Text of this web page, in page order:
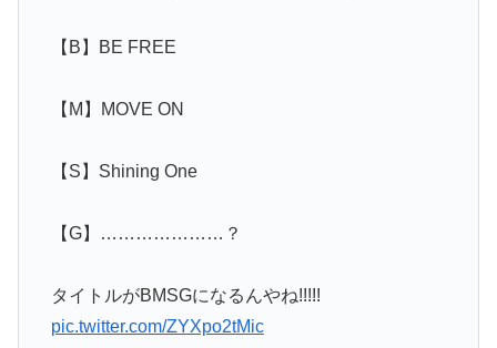
【B】BE FREE
【M】MOVE ON
【S】Shining One
【G】…………………？
タイトルがBMSGになるんやね!!!!!
pic.twitter.com/ZYXpo2tMic